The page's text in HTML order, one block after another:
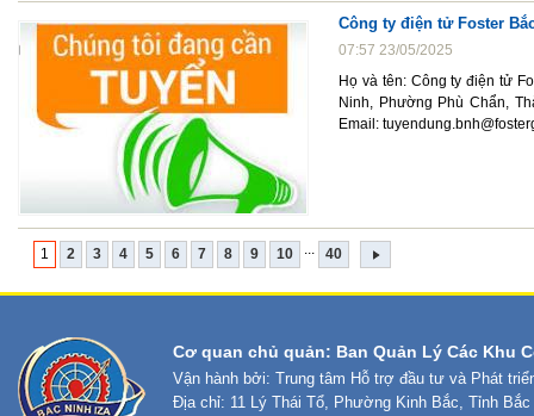
Công ty điện tử Foster
07:57 23/05/2025
Họ và tên: Công ty điện tử
Ninh, Phường Phù Chẩn,
Email:
1 2 3 4 5 6 7 8 9 10 ... 40
Cơ quan chủ quản: Ban Quản Lý Các Khu
Vận hành bởi: Trung tâm Hỗ trợ đầu tư và Phát
Địa chỉ: 11 Lý Thái Tổ, Phường Kinh Bắc, Tỉnh Bắc